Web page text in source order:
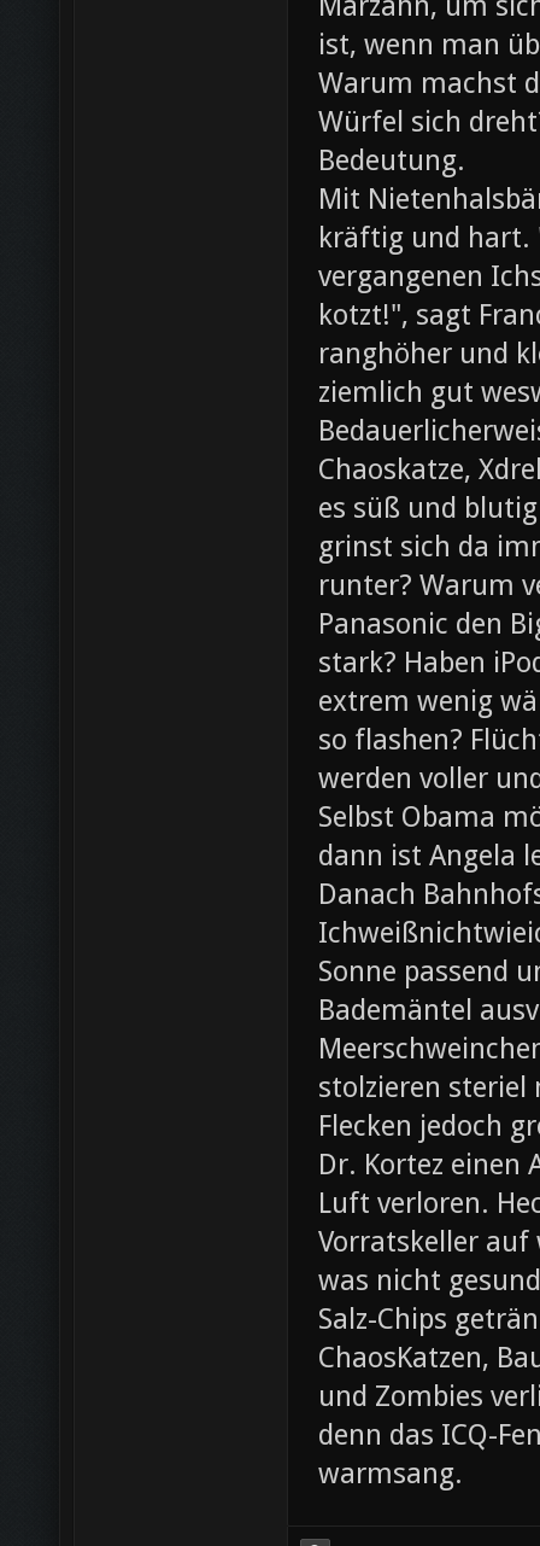
ist, wenn man
Warum machst
Würfel sich
Bedeutung.
Mit
kräftig und hart.
vergangenen
kotzt!", sagt
ranghöher und
ziemlich gut
Chaoskatze,
es süß und
grinst sich da
runter? Warum
Panasonic den
stark? Haben
extrem wenig
so flashen?
werden voller
Selbst Obama
dann ist Angela
Danach
Sonne passend
Bademäntel
stolzieren steriel
Flecken jedoch
Dr. Kortez einen
Luft verloren.
Vorratskeller
was nicht
Salz-Chips
ChaosKatzen,
und Zombies
denn das ICQ-
warmsang.